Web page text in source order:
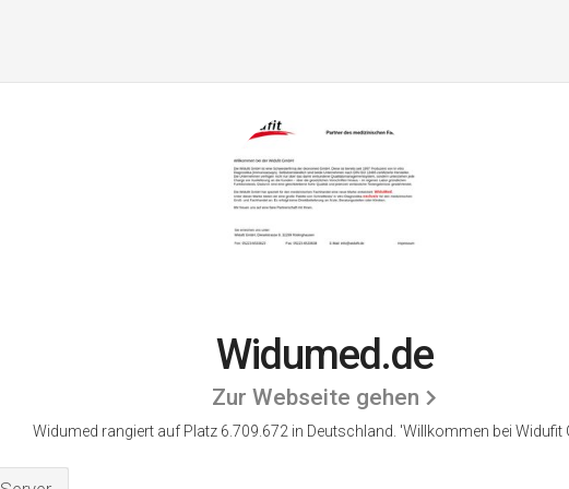
Widumed.de
Zur Webseite gehen
Widumed rangiert auf Platz 6.709.672 in Deutschland. 'Willkommen bei Widufit